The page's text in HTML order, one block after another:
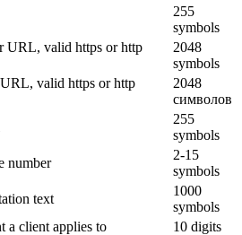
255
symbols
URL, valid https or http
2048
symbols
valid https or http
2048
символов
255
symbols
number
2-15
symbols
text
1000
symbols
a client applies to
10 digits